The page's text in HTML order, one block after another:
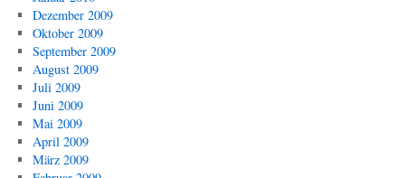
Dezember 2009
Oktober 2009
September 2009
August 2009
Juli 2009
Juni 2009
Mai 2009
April 2009
März 2009